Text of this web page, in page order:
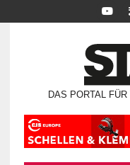
DAS PORTAL